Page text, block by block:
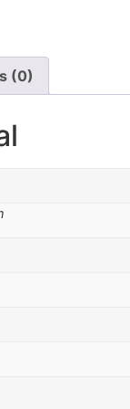
(0)